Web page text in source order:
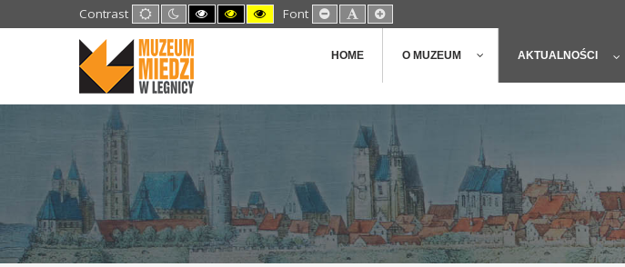
Contrast Default
mode
Night
mode
High
Contrast
High
Contrast
High
Contrast
Font Set
Smaller
Set
Default
Set
Larger
HOME O MUZEUM AKTUALNOŚCI